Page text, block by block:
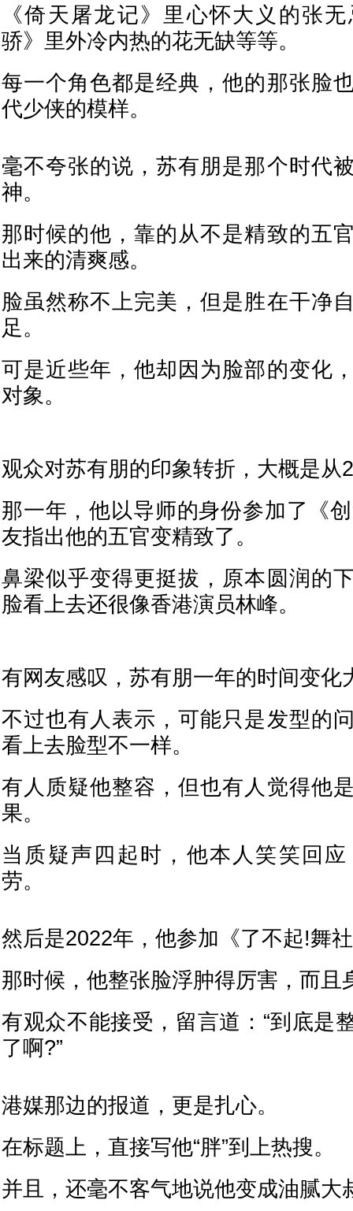
《倚天屠龙记》里心怀大义的张
骄》里外冷内热的花无缺等等。
每一个角色都是经典，他的那张脸
代少侠的模样。
毫不夸张的说，苏有朋是那个时代
神。
那时候的他，靠的从不是精致的五
出来的清爽感。
脸虽然称不上完美，但是胜在干净
足。
可是近些年，他却因为脸部的变化
对象。
观众对苏有朋的印象转折，大概是从
那一年，他以导师的身份参加了《
友指出他的五官变精致了。
鼻梁似乎变得更挺拔，原本圆润的
脸看上去还很像香港演员林峰。
有网友感叹，苏有朋一年的时间变化
不过也有人表示，可能只是发型的
看上去脸型不一样。
有人质疑他整容，但也有人觉得他
果。
当质疑声四起时，他本人笑笑回
劳。
然后是2022年，他参加《了不起!舞
那时候，他整张脸浮肿得厉害，而且
有观众不能接受，留言道：“到底是
了啊?”
港媒那边的报道，更是扎心。
在标题上，直接写他“胖”到上热搜。
并且，还毫不客气地说他变成油腻大